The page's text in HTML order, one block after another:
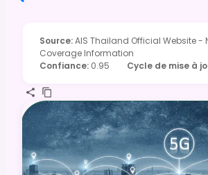
Source:AIS Thailand Official Website -
Coverage Information
Confiance: 0.95 Cycle de mise à